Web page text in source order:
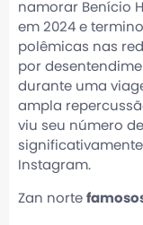
namorar Benício
em 2024 e
polêmicas nas
por
durante uma
ampla
viu seu número
Instagram.
Zan norte